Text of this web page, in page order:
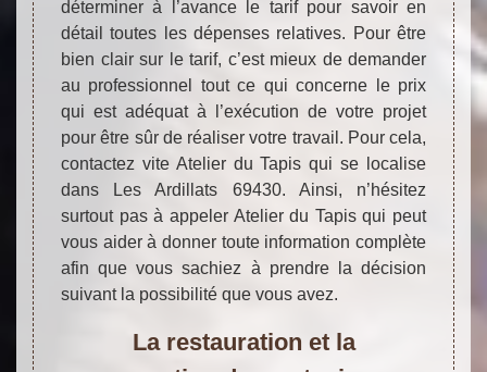
déterminer à l’avance le tarif pour savoir en
détail toutes les dépenses relatives. Pour être
bien clair sur le tarif, c’est mieux de demander
au professionnel tout ce qui concerne le prix
qui est adéquat à l’exécution de votre projet
pour être sûr de réaliser votre travail. Pour cela,
contactez vite Atelier du Tapis qui se localise
dans Les Ardillats 69430. Ainsi, n’hésitez
surtout pas à appeler Atelier du Tapis qui peut
vous aider à donner toute information complète
afin que vous sachiez à prendre la décision
suivant la possibilité que vous avez.
La restauration et la